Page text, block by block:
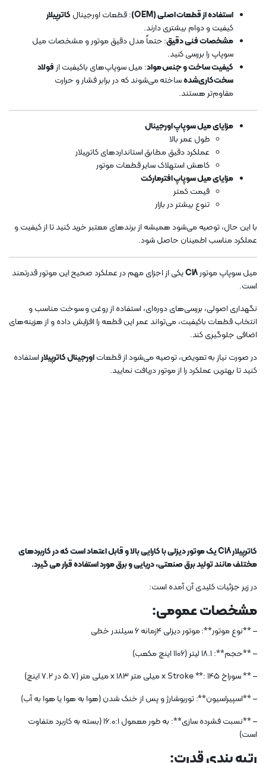
استفاده از قطعات اصلی (OEM)
: قطعات اورجینال کاترپیلار
کیفیت و دوام بیشتری دارند.
مشخصات فنی دقیق: حتماً مدل دقیق موتور و مشخصات میل
سوپاپ را بررسی کنید.
کیفیت ساخت و جنس مواد: میل سوپاپ‌های باکیفیت ازفولاد
سخت‌کاری‌شدهساخته می‌شوند که در برابر فشار و حرارت
مقاوم‌تر هستند.
مزایای میل سوپاپ اورجینال
طول عمر بالا
عملکرد دقیق مطابق استانداردهای کاترپیلار
کاهش استهلاک سایر قطعات موتور
مزایای میل سوپاپ افترمارکت
قیمت کمتر
تنوع بیشتر در بازار
با این حال، توصیه می‌شود همیشه از برندهای معتبر خرید کنید تا از کیفیت و
عملکرد مناسب اطمینان حاصل شود.
میل سوپاپ موتورC18یکی از اجزای مهم در عملکرد صحیح این موتور قدرتمند
است.
نگهداری اصولی، بررسی‌های دوره‌ای، استفاده از روغن و سوخت مناسب و
انتخاب قطعات باکیفیت، می‌تواند عمر این قطعه را افزایش داده و از هزینه‌های
اضافی جلوگیری کند.
در صورت نیاز به تعویض، توصیه می‌شود از قطعاتاورجینال کاترپیلاراستفاده
کنید تا بهترین عملکرد را از موتور دریافت نمایید.
کاترپیلار C18 یک موتور دیزلی با کارایی بالا و قابل اعتماد است که در کاربردهای
مختلف مانند تولید برق صنعتی، دریایی و برق مورد استفاده قرار می گیرد.
در زیر جزئیات کلیدی آن آمده است:
مشخصات عمومی:
– **نوع موتور**: موتور دیزلی 4زمانه 6 سیلندر خطی
– **حجم**: 18.1 لیتر (1106 اینچ مکعب)
– ** سوراخ x Stroke **: 145 میلی متر x 183 میلی متر (5.7 در 7.2 اینچ)
– **اسپیراسیون**: توربوشارژ و پس از خنک شدن (هوا به هوا یا هوا به آب)
– **نسبت فشرده سازی**: به طور معمول 16.0:1 (بسته به کاربرد متفاوت
است)